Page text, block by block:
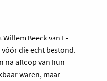
Beeck van E-
vóór die echt bestond.
na afloop van hun
waren, maar